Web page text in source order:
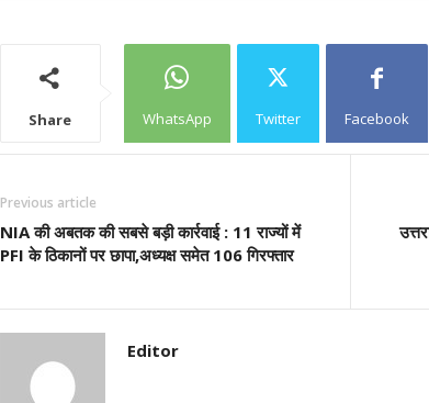
Share WhatsApp Twitter Facebook
Previous article
NIA की अबतक की सबसे बड़ी कार्रवाई : 11 राज्यों में
PFI के ठिकानों पर छापा,अध्यक्ष समेत 106 गिरफ्तार
Editor